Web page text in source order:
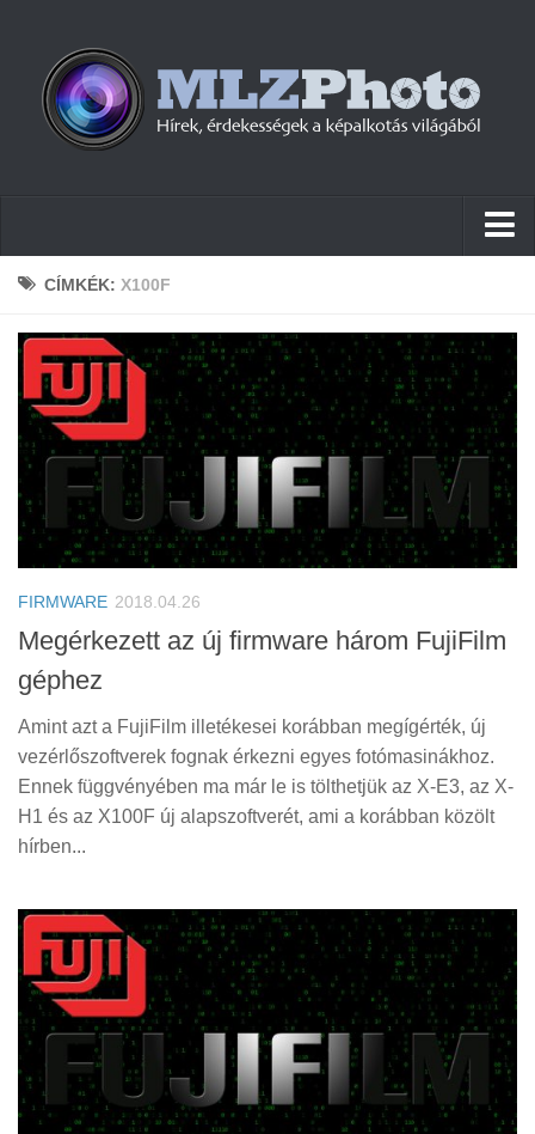
Hírek
Cikkek
Szoftver
Firmware
Tudástár
Tanácsok
Helyszíni Riport
E-BB
CÍMKÉK: X100F
FIRMWARE 2018.04.26
Megérkezett az új firmware három FujiFilm
géphez
Amint azt a FujiFilm illetékesei korábban megígérték, új
vezérlőszoftverek fognak érkezni egyes fotómasinákhoz.
Ennek függvényében ma már le is tölthetjük az X-E3, az X-
H1 és az X100F új alapszoftverét, ami a korábban közölt
hírben...